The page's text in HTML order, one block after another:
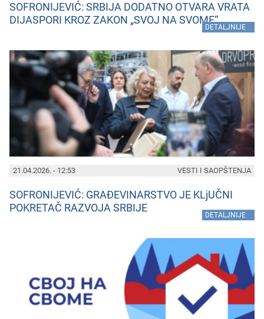
SOFRONIJEVIĆ: SRBIJA DODATNO OTVARA VRATA
DIJASPORI KROZ ZAKON „SVOJ NA SVOME“
DETALJNIJE
21.04.2026. - 12:53
SOFRONIJEVIĆ: GRAĐEVINARSTVO JE KLjUČNI
POKRETAČ RAZVOJA SRBIJE
DETALJNIJE
VESTI I SAOPŠTENJA